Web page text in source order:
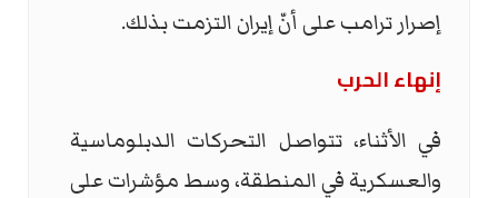
إصرار ترامب على أنّ إيران التزمت بذلك.
إنهاء الحرب
في الأثناء، تتواصل التحركات الدبلوماسية
والعسكرية في المنطقة، وسط مؤشرات على